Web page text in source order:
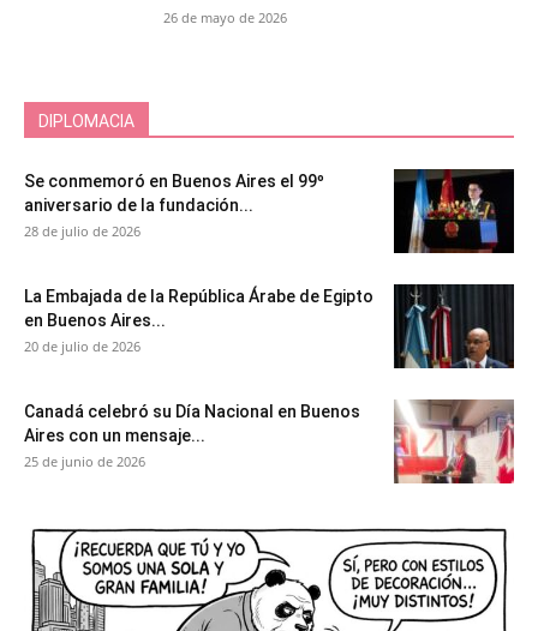
26 de mayo de 2026
DIPLOMACIA
Se conmemoró en Buenos Aires el 99º
aniversario de la fundación...
28 de julio de 2026
La Embajada de la República Árabe de Egipto
en Buenos Aires...
20 de julio de 2026
Canadá celebró su Día Nacional en Buenos
Aires con un mensaje...
25 de junio de 2026